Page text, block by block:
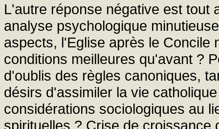
L'autre réponse négative est tout
analyse psychologique
aspects, l'Eglise après le Concile
conditions meilleures qu'avant ?
d'oublis des règles canoniques,
désirs d'assimiler la vie
considérations sociologiques au
spirituelles ? Crise de croissance